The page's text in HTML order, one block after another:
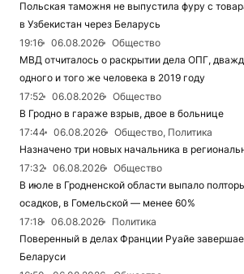
Польская таможня не выпустила фуру с
в Узбекистан через Беларусь
19:16
06.08.2026
Общество
МВД отчиталось о раскрытии дела ОПГ,
одного и того же человека в 2019 году
17:52
06.08.2026
Общество
В Гродно в гараже взрыв, двое в больнице
17:44
06.08.2026
Общество, Политика
Назначено три новых начальника в
17:32
06.08.2026
Общество
В июле в Гродненской области выпало
осадков, в Гомельской — менее 60%
17:18
06.08.2026
Политика
Поверенный в делах Франции Руайе
Беларуси